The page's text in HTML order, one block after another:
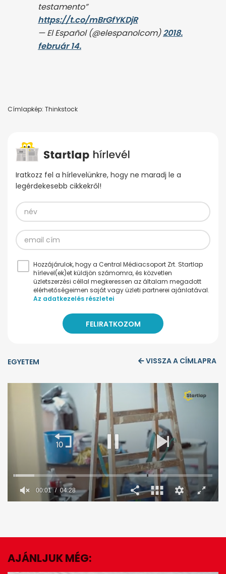
testamento”
https://t.co/mBrGfYKDjR
— El Español (@elespanolcom)2018.
február 14.
Címlapkép: Thinkstock
Iratkozz fel a hírlevelünkre, hogy ne maradj le a
legérdekesebb cikkekről!
Hozzájárulok, hogy a Central Médiacsoport Zrt. Startlap
hírlevel(ek)et küldjön számomra, és közvetlen
üzletszerzési céllal megkeressen az általam megadott
elérhetőségeimen saját vagy üzleti partnerei ajánlatával.
Az adatkezelés részletei
EGYETEM VISSZA A CÍMLAPRA
minutes,
seconds
EZ IS ÉRDEKELHET
AJÁNLJUK MÉG: